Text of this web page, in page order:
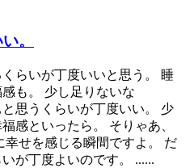
。
らいが丁度いいと思う。 睡
も。 少し足りないな
思うくらいが丁度いい。 少
感といったら。 そりゃあ、
せを感じる瞬間ですよ。 だ
が丁度よいのです。 ......